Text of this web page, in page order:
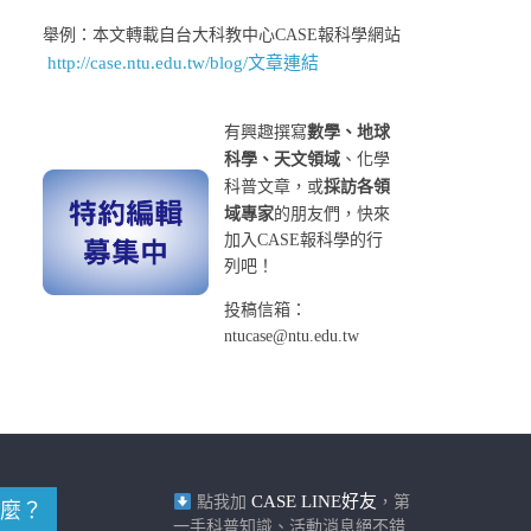
舉例：本文轉載自台大科教中心CASE報科學網站
http://case.ntu.edu.tw/blog/文章連結
有興趣撰寫數學、地球
科學、天文領域 、化學
科普文章，或採訪各領
域專家的朋友們，快來
加入CASE報科學的行
列吧！
投稿信箱：
ntucase@ntu.edu.tw
？ 點我加 CASE LINE好友 ，第
一手科普知識、活動消息絕不錯